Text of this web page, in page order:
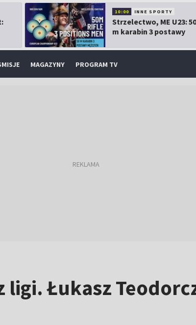
10:00 INNE SPORTY
Strzelectwo, ME U23:
m karabin 3 postawy
MAGAZYNY PROGRAM TV
ligi. Łukasz